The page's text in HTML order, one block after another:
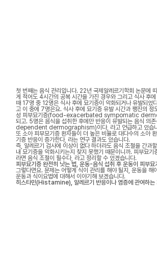
첫 번째는 음식 관리입니다. 22년 국제알레르기학회 논문에
게 적어도 4시간의 공복 시간을 가진 경우와 그리고 식사 후
때 17명 중 12명은 식사 후에 묘기증이 악화되거나 유발되었
고 이 중에 7명은요. 식사 후에 묘기증 유발 시간과 팽진의 정
성 피부묘기증(food-exacerbated sympomatic
되고. 5명은 음식을 섭취한 후에만 반응이 유발되는 음식 의
dependent dermographism)이다, 라고 언급하고 있습
또 소아 피부묘기증 환자들이 더 높은 비율로 대다수의 소아
기증 반응이 증가한다, 라는 연구 결과도 있습니다.
즉, 알레르기 검사에 이상이 없다 하더라도 음식 조절을 간과
내 묘기증을 악화시키는지 찾지 못했기 때문이니까. 피부묘기
라면 음식 조절이 필수다, 라고 정리할 수 있겠습니다.
피부묘기증 완전히 낫는 법, 운동-음식 섭취 후 운동이 피부묘
그렇다면요. 문제는 어떻게 식이 관리를 해야 될지, 운동을 해
운동과 식이요법에 대해서 이야기해 보겠습니다.
히스타민(Histamine), 알레르기 반응이나 염증에 관여하는